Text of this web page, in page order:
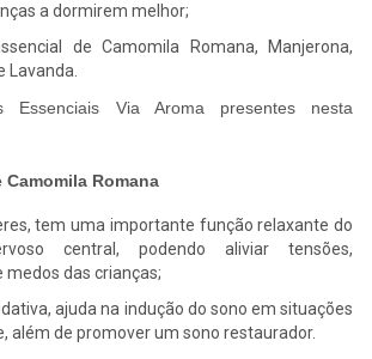
a dormirem melhor;
de Camomila Romana, Manjerona,
Lavanda.
Essenciais Via Aroma presentes nesta
Romana
tem uma importante função relaxante do
central, podendo aliviar tensões,
medos das crianças;
ajuda na indução do sono em situações
além de promover um sono restaurador.